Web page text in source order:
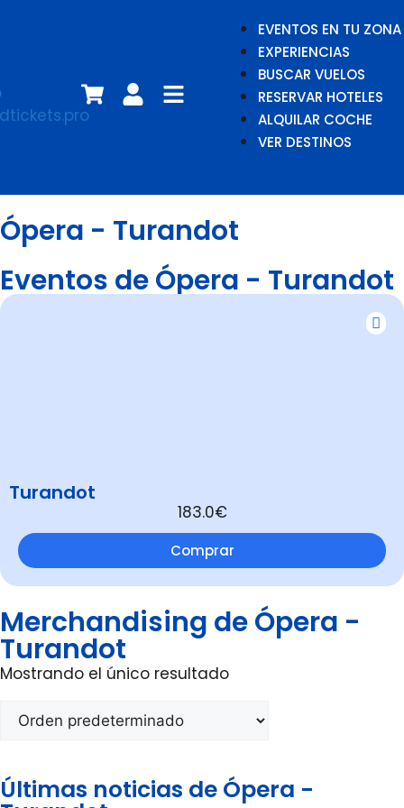
EVENTOS EN TU ZONA
EXPERIENCIAS
BUSCAR VUELOS
RESERVAR HOTELES
ALQUILAR COCHE
VER DESTINOS
Ópera - Turandot
Eventos de Ópera - Turandot
Turandot
183.0€
Comprar
Merchandising de Ópera -
Turandot
Mostrando el único resultado
Últimas noticias de Ópera -